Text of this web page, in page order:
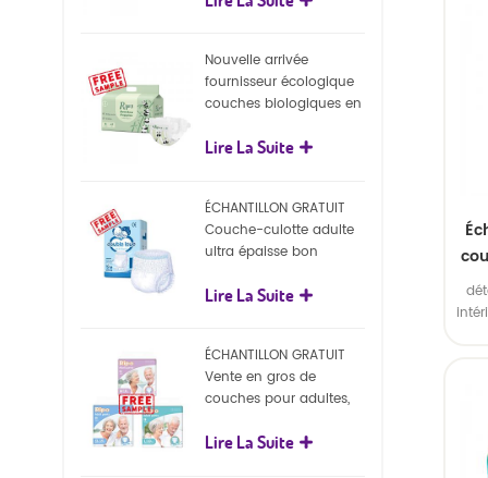
Nouvelle arrivée
fournisseur écologique
couches biologiques en
biodégradables pour
Lire La Suite
ÉCHANTILLON GRATUIT
Couche-culotte adulte
ultra épaisse bon
jetable pour adulte
Lire La Suite
ÉCHANTILLON GRATUIT
Vente en gros de
couches pour adultes,
adultes
Lire La Suite